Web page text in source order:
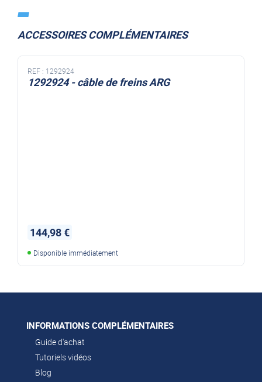
ACCESSOIRES COMPLÉMENTAIRES
REF : 1292924
1292924 - câble de freins ARG
144,98 €
Disponible immédiatement
INFORMATIONS COMPLÉMENTAIRES
Guide d'achat
Tutoriels vidéos
Blog